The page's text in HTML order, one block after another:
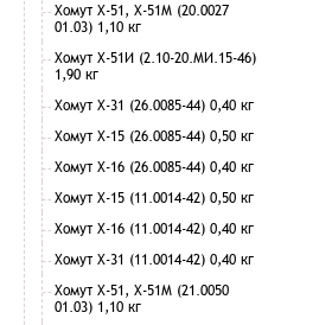
Хомут Х-51, Х-51М (20.0027
01.03) 1,10 кг
Хомут Х-51И (2.10-20.МИ.15-46)
1,90 кг
Хомут Х-31 (26.0085-44) 0,40 кг
Хомут Х-15 (26.0085-44) 0,50 кг
Хомут Х-16 (26.0085-44) 0,40 кг
Хомут Х-15 (11.0014-42) 0,50 кг
Хомут Х-16 (11.0014-42) 0,40 кг
Хомут Х-31 (11.0014-42) 0,40 кг
Хомут Х-51, Х-51М (21.0050
01.03) 1,10 кг